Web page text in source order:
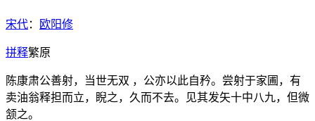
宋代： 欧阳修
拼释繁原
陈康肃公善射，当世无双 ，公亦以此自矜。尝射于家圃，有
卖油翁释担而立，睨之，久而不去。见其发矢十中八九，但微
颔之。